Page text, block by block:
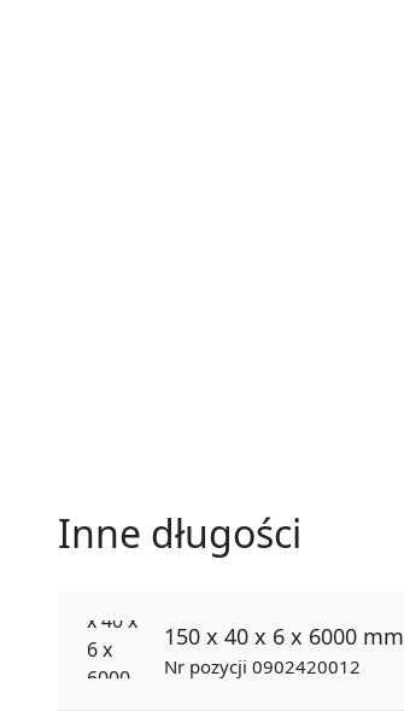
Inne długości
150 x 40 x 6 x 6000 mm
Nr pozycji 0902420012